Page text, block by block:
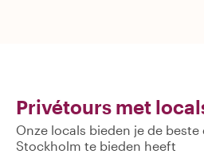
Privétours met
Onze locals bieden je de
Stockholm te bieden heeft